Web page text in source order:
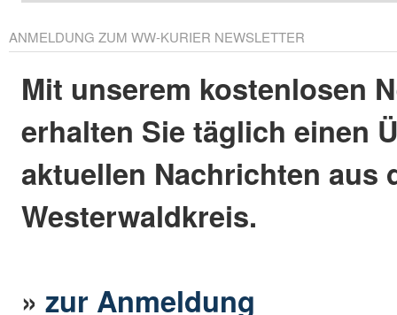
ANMELDUNG ZUM WW-KURIER NEWSLETTER
Mit unserem kostenlosen
erhalten Sie täglich einen
aktuellen Nachrichten aus
Westerwaldkreis.
»zur Anmeldung